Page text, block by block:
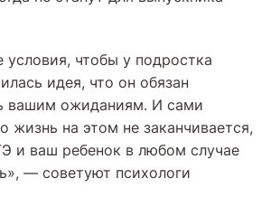
условия, чтобы у подростка
идея, что он обязан
вашим ожиданиям. И сами
жизнь на этом не заканчивается,
и ваш ребенок в любом случае
— советуют психологи